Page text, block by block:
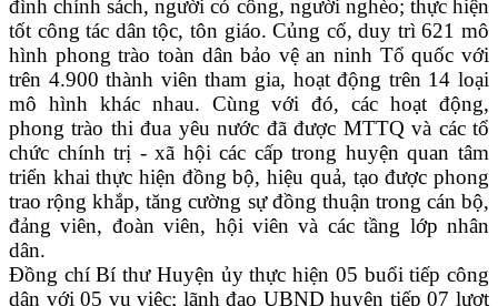
đình chính sách, người có công, người nghèo; thực hiện
tốt công tác dân tộc, tôn giáo. Củng cố, duy trì 621 mô
hình phong trào toàn dân bảo vệ an ninh Tổ quốc với
trên 4.900 thành viên tham gia, hoạt động trên 14 loại
mô hình khác nhau. Cùng với đó, các hoạt động,
phong trào thi đua yêu nước đã được MTTQ và các tổ
chức chính trị - xã hội các cấp trong huyện quan tâm
triển khai thực hiện đồng bộ, hiệu quả, tạo được phong
trao rộng khắp, tăng cường sự đồng thuận trong cán bộ,
đảng viên, đoàn viên, hội viên và các tầng lớp nhân
dân.
Đồng chí Bí thư Huyện ủy thực hiện 05 buổi tiếp công
dân với 05 vụ việc; lãnh đạo UBND huyện tiếp 07 lượt